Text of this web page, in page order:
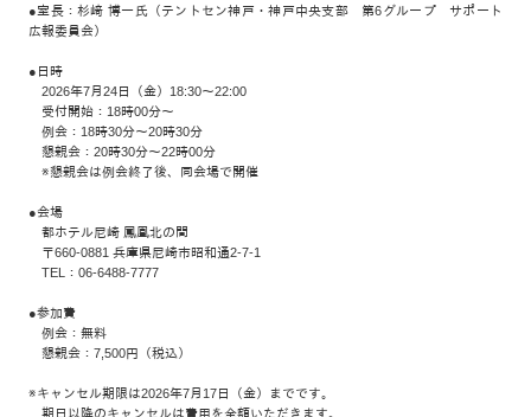
●室長：杉﨑 博一氏（テントセン神戸・神戸中央支部 第6グループ サポート
広報委員会）
●日時
2026年7月24日（金）18:30～22:00
受付開始：18時00分〜
例会：18時30分〜20時30分
懇親会：20時30分〜22時00分
※懇親会は例会終了後、同会場で開催
●会場
都ホテル尼崎 鳳凰北の間
〒660-0881 兵庫県尼崎市昭和通2-7-1
TEL：06-6488-7777
●参加費
例会：無料
懇親会：7,500円（税込）
※キャンセル期限は2026年7月17日（金）までです。
期日以降のキャンセルは費用を全額いただきます。